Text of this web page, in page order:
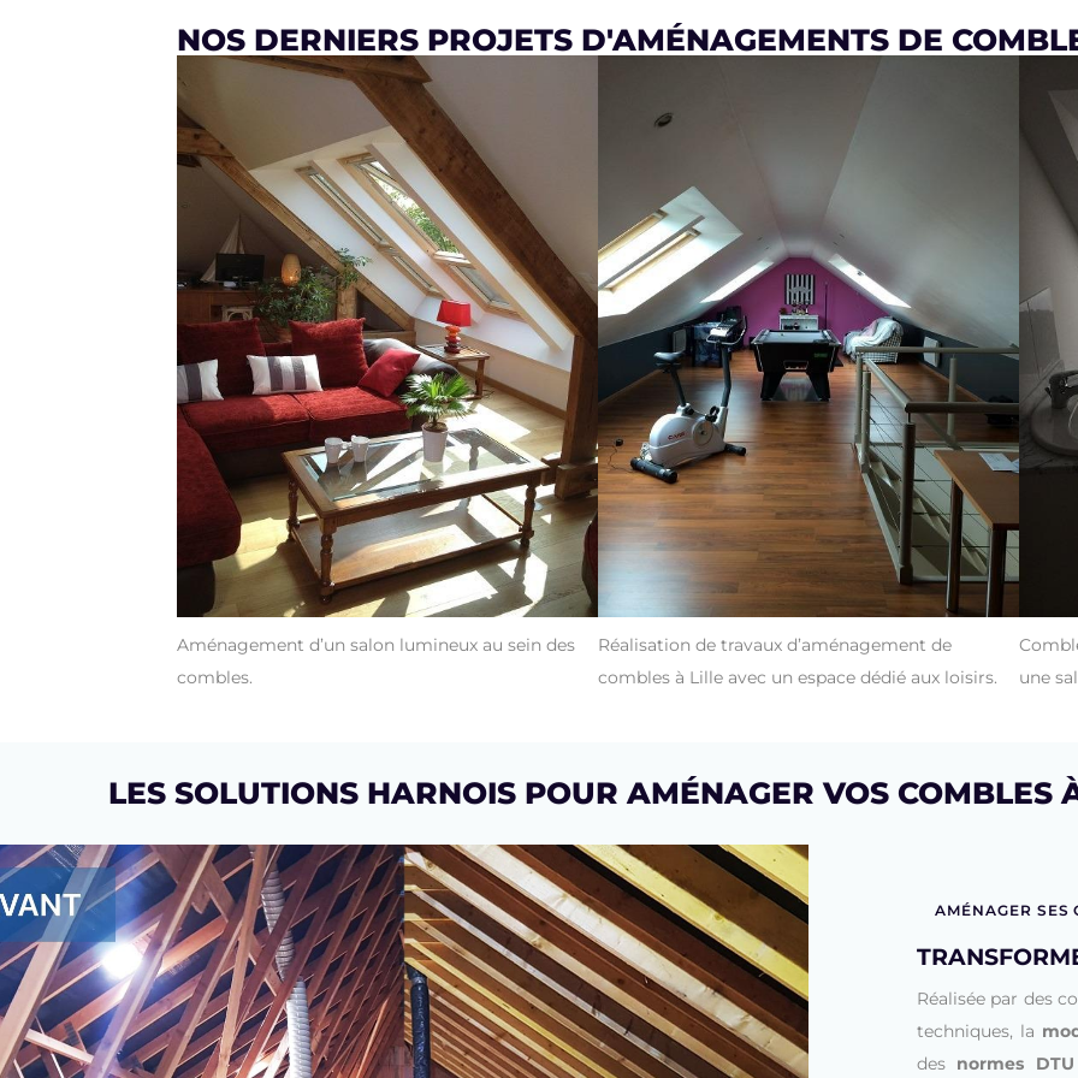
NOS DERNIERS PROJETS D'AMÉNAGEMENTS DE
Aménagement d’un salon lumineux au sein des
combles.
Réalisation de travaux d’aménagement de
combles à Lille avec un espace dédié aux loisirs.
une
LES SOLUTIONS HARNOIS POUR AMÉNAGER VOS COMBLES
AMÉNAGER SES
Réalisée par des
techniques, la
des normes